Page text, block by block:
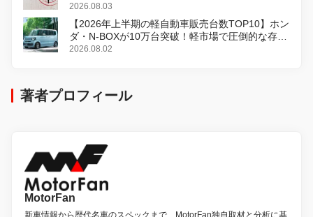
2026.08.03
【2026年上半期の軽自動車販売台数TOP10】ホン
ダ・N-BOXが10万台突破！軽市場で圧倒的な存在
感
2026.08.02
著者プロフィール
MotorFan